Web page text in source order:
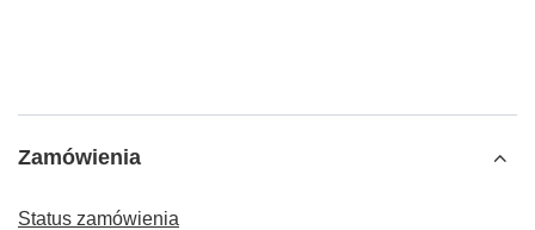
Zamówienia
Status zamówienia